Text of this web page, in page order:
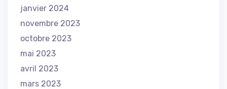
janvier 2024
novembre 2023
octobre 2023
mai 2023
avril 2023
mars 2023